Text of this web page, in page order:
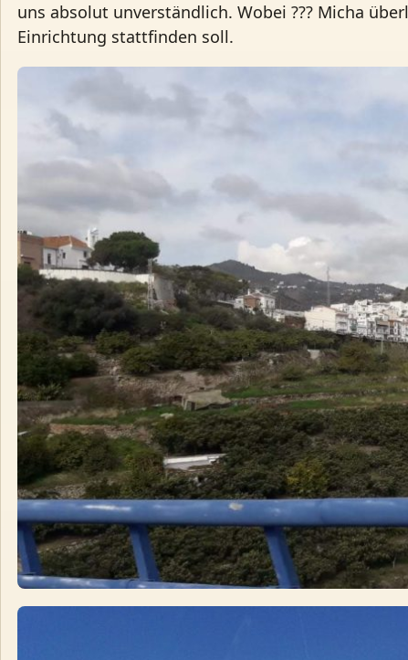
uns absolut unverständlich. Wobei ??? Micha
Einrichtung stattfinden soll.